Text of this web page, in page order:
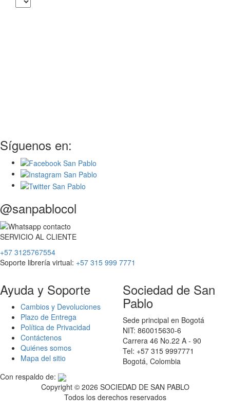
Síguenos en:
@sanpablocol
SERVICIO AL CLIENTE
+57 3125767554
Soporte librería virtual: +57 315 999 7771
Ayuda y Soporte
Cambios y Devoluciones
Plazo de Entrega
Política de Privacidad
Contáctenos
Quiénes somos
Mapa del sitio
Sociedad de San
Pablo
Sede principal en Bogotá
NIT: 860015630-6
Carrera 46 No.22 A - 90
Tel: +57 315 9997771
Bogotá, Colombia
Con respaldo de:
Copyright © 2026 SOCIEDAD DE SAN PABLO
Todos los derechos reservados